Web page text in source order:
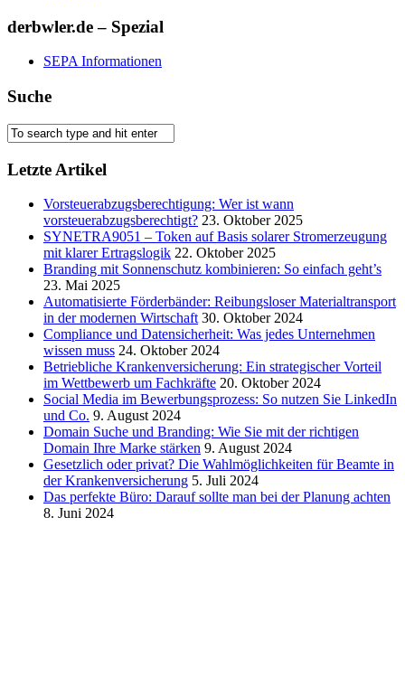
derbwler.de – Spezial
SEPA Informationen
Suche
Letzte Artikel
Vorsteuerabzugsberechtigung: Wer ist wann
vorsteuerabzugsberechtigt? 23. Oktober 2025
SYNETRA9051 – Token auf Basis solarer Stromerzeugung
mit klarer Ertragslogik 22. Oktober 2025
Branding mit Sonnenschutz kombinieren: So einfach geht’s
23. Mai 2025
Automatisierte Förderbänder: Reibungsloser Materialtransport
in der modernen Wirtschaft 30. Oktober 2024
Compliance und Datensicherheit: Was jedes Unternehmen
wissen muss 24. Oktober 2024
Betriebliche Krankenversicherung: Ein strategischer Vorteil
im Wettbewerb um Fachkräfte 20. Oktober 2024
Social Media im Bewerbungsprozess: So nutzen Sie LinkedIn
und Co. 9. August 2024
Domain Suche und Branding: Wie Sie mit der richtigen
Domain Ihre Marke stärken 9. August 2024
Gesetzlich oder privat? Die Wahlmöglichkeiten für Beamte in
der Krankenversicherung 5. Juli 2024
Das perfekte Büro: Darauf sollte man bei der Planung achten
8. Juni 2024